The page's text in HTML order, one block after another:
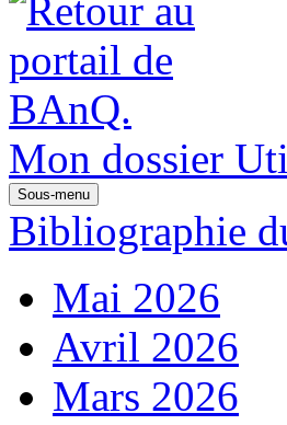
Mon dossier
Sous-menu
Bibliographie
Mai 2026
Avril 2026
Mars 2026